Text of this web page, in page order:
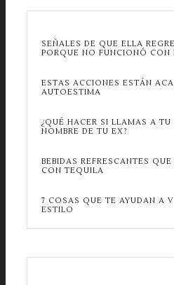
SEÑALES DE QUE ELLA
PORQUE NO FUNCIONÓ CON
ESTAS ACCIONES ESTÁN
AUTOESTIMA
¿QUÉ HACER SI LLAMAS A TU
NOMBRE DE TU EX?
BEBIDAS REFRESCANTES QUE
CON TEQUILA
7 COSAS QUE TE AYUDAN A
ESTILO